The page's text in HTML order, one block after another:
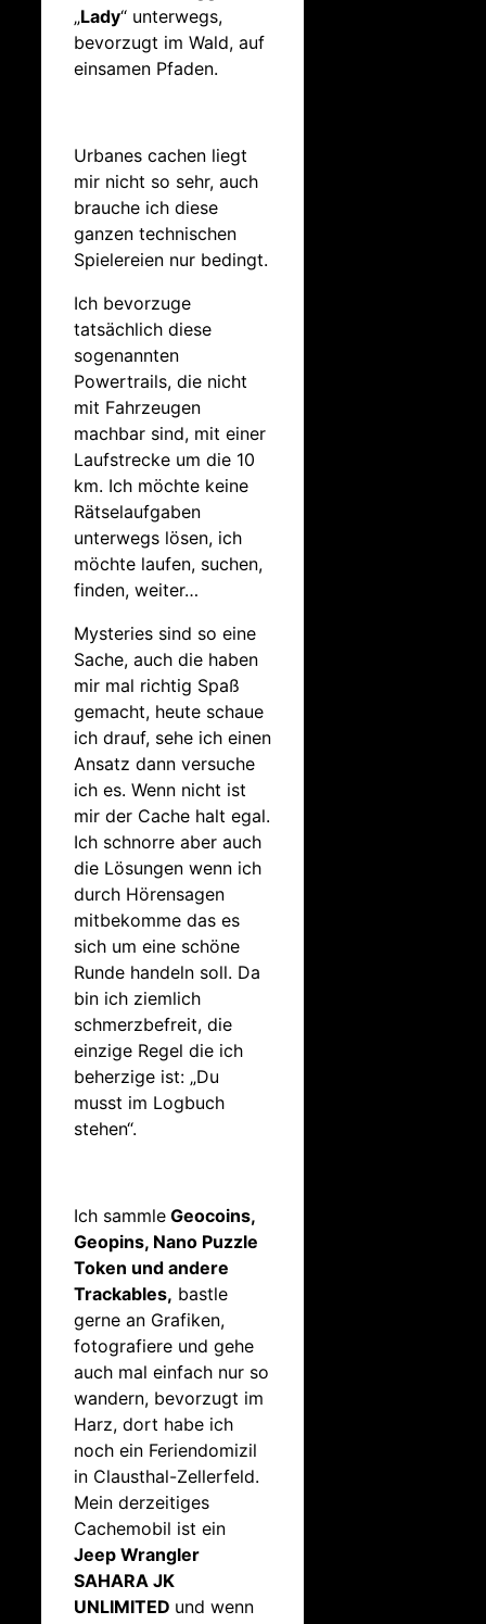
„Lady“ unterwegs,
bevorzugt im Wald, auf
einsamen Pfaden.
Urbanes cachen liegt
mir nicht so sehr, auch
brauche ich diese
ganzen technischen
Spielereien nur bedingt.
Ich bevorzuge
tatsächlich diese
sogenannten
Powertrails, die nicht
mit Fahrzeugen
machbar sind, mit einer
Laufstrecke um die 10
km. Ich möchte keine
Rätselaufgaben
unterwegs lösen, ich
möchte laufen, suchen,
finden, weiter…
Mysteries sind so eine
Sache, auch die haben
mir mal richtig Spaß
gemacht, heute schaue
ich drauf, sehe ich einen
Ansatz dann versuche
ich es. Wenn nicht ist
mir der Cache halt egal.
Ich schnorre aber auch
die Lösungen wenn ich
durch Hörensagen
mitbekomme das es
sich um eine schöne
Runde handeln soll. Da
bin ich ziemlich
schmerzbefreit, die
einzige Regel die ich
beherzige ist: „Du
musst im Logbuch
stehen“.
Ich sammle Geocoins,
Geopins, Nano Puzzle
Token und andere
Trackables, bastle
gerne an Grafiken,
fotografiere und gehe
auch mal einfach nur so
wandern, bevorzugt im
Harz, dort habe ich
noch ein Feriendomizil
in Clausthal-Zellerfeld.
Mein derzeitiges
Cachemobil ist ein
Jeep Wrangler
SAHARA JK
UNLIMITED und wenn